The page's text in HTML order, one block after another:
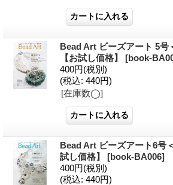
Bead Art ビーズアート 5号
【お試し価格】 [book-
400円(税別)
(税込: 440円)
[在庫数◯]
Bead Art ビーズアート6号
試し価格】 [book-BA006]
400円(税別)
(税込: 440円)